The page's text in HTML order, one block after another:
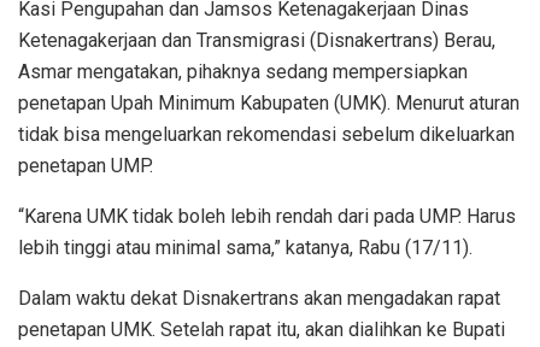
Kasi Pengupahan dan Jamsos Ketenagakerjaan Dinas
Ketenagakerjaan dan Transmigrasi (Disnakertrans) Berau,
Asmar mengatakan, pihaknya sedang mempersiapkan
penetapan Upah Minimum Kabupaten (UMK). Menurut aturan
tidak bisa mengeluarkan rekomendasi sebelum dikeluarkan
penetapan UMP.
“Karena UMK tidak boleh lebih rendah dari pada UMP. Harus
lebih tinggi atau minimal sama,” katanya, Rabu (17/11).
Dalam waktu dekat Disnakertrans akan mengadakan rapat
penetapan UMK. Setelah rapat itu, akan dialihkan ke Bupati